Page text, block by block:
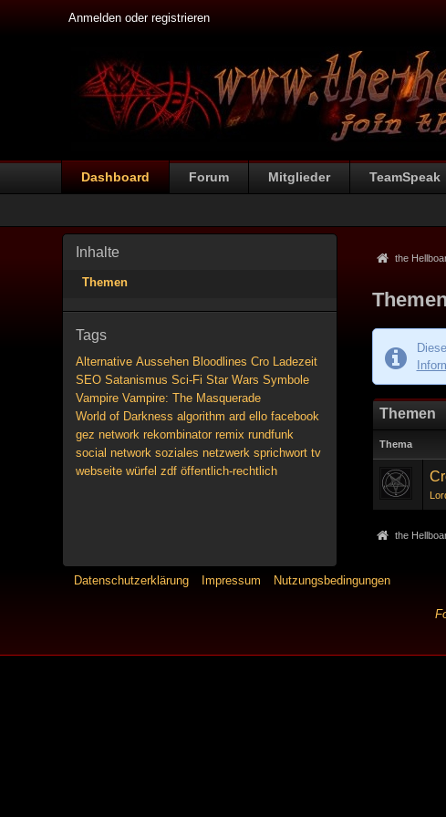
Anmelden oder registrieren
Dashboard Forum Mitglieder TeamSpeak
Inhalte
Themen
Tags
Alternative Aussehen Bloodlines Cro Ladezeit
SEO Satanismus Sci-Fi Star Wars Symbole
Vampire Vampire: The Masquerade
World of Darkness algorithm ard ello facebook
gez network rekombinator remix rundfunk
social network soziales netzwerk sprichwort tv
webseite würfel zdf öffentlich-rechtlich
the
Themen
Thema
the
Datenschutzerklärung Impressum Nutzungsbedingungen